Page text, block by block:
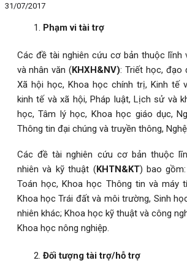
31/07/2017
Phạm vi tài trợ
Các đề tài nghiên cứu cơ bản thuộc lĩnh
và nhân văn (KHXH&NV): Triết học, đạo
Xã hội học, Khoa học chính trị, Kinh tế
kinh tế và xã hội, Pháp luật, Lịch sử và
học, Tâm lý học, Khoa học giáo dục,
Thông tin đại chúng và truyền thông,
Các đề tài nghiên cứu cơ bản thuộc
nhiên và kỹ thuật (KHTN&KT) bao
Toán học, Khoa học Thông tin và máy
Khoa học Trái đất và môi trường, Sinh
nhiên khác; Khoa học kỹ thuật và công
Khoa học nông nghiệp.
Đối tượng tài trợ/hỗ trợ